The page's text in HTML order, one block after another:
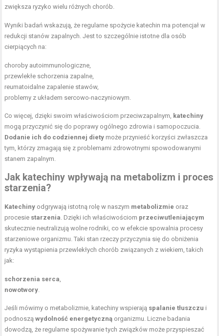
zwiększa ryzyko wielu różnych chorób.
Wyniki badań wskazują, że regularne spożycie katechin ma potencjał w
redukcji stanów zapalnych. Jest to szczególnie istotne dla osób
cierpiących na:
choroby autoimmunologiczne,
przewlekłe schorzenia zapalne,
reumatoidalne zapalenie stawów,
problemy z układem sercowo-naczyniowym.
Co więcej, dzięki swoim właściwościom przeciwzapalnym, katechiny
mogą przyczynić się do poprawy ogólnego zdrowia i samopoczucia.
Dodanie ich do codziennej diety może przynieść korzyści zwłaszcza
tym, którzy zmagają się z problemami zdrowotnymi spowodowanymi
stanem zapalnym.
Jak katechiny wpływają na metabolizm i proces
starzenia?
Katechiny odgrywają istotną rolę w naszym metabolizmie oraz
procesie starzenia. Dzięki ich właściwościom przeciwutleniającym
skutecznie neutralizują wolne rodniki, co w efekcie spowalnia procesy
starzeniowe organizmu. Taki stan rzeczy przyczynia się do obniżenia
ryzyka wystąpienia przewlekłych chorób związanych z wiekiem, takich
jak:
schorzenia serca,
nowotwory.
Jeśli mówimy o metabolizmie, katechiny wspierają spalanie tłuszczu i
podnosząwydolność energetyczną organizmu. Liczne badania
dowodzą, że regularne spożywanie tych związków może przyspieszać